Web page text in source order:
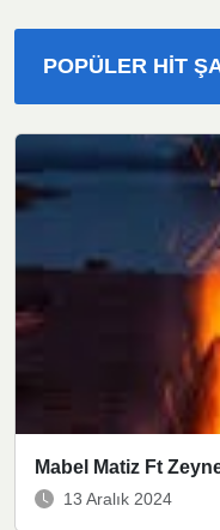
POPÜLER HIT
Mabel Matiz Ft
13 Aralık 2024